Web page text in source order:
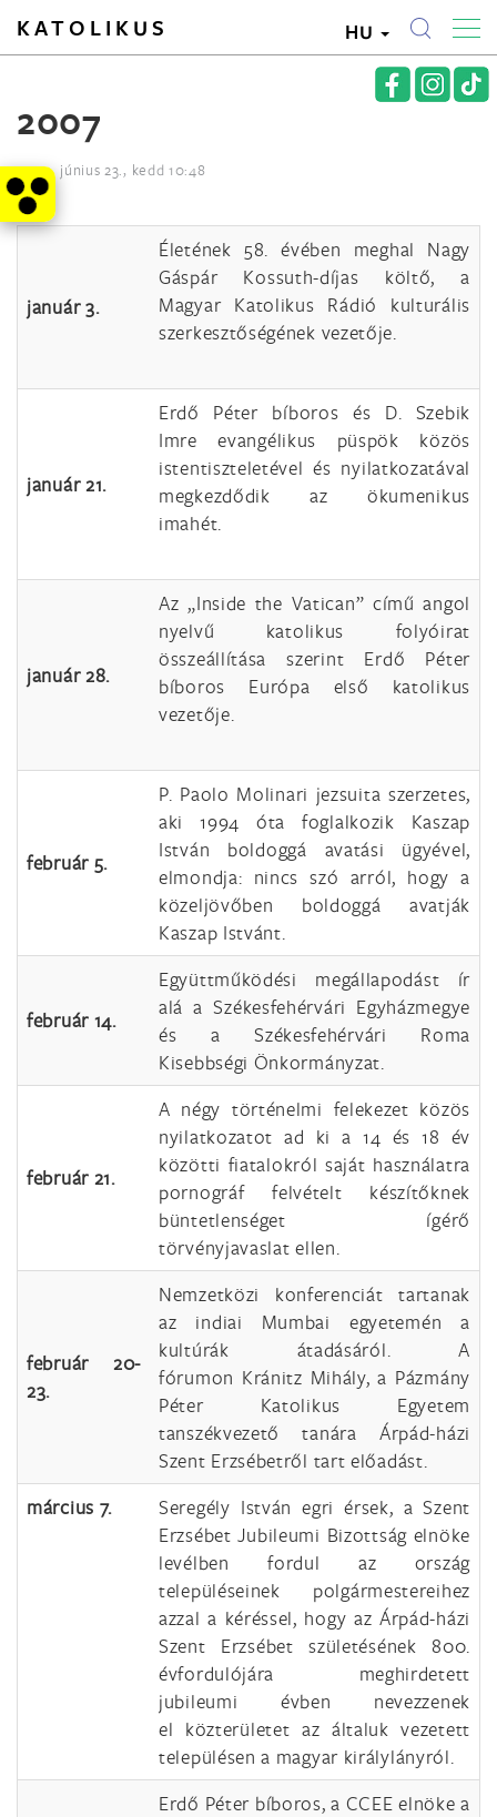
KATOLIKUS HU
2007
2009. június 23., kedd 10:48
január 3.
Életének 58. évében meghal Nagy
Gáspár Kossuth-díjas költő, a
Magyar Katolikus Rádió kulturális
szerkesztőségének vezetője.
január 21.
Erdő Péter bíboros és D. Szebik
Imre evangélikus püspök közös
istentiszteletével és nyilatkozatával
megkezdődik az ökumenikus
imahét.
január 28.
Az „Inside the Vatican” című angol
nyelvű katolikus folyóirat
összeállítása szerint Erdő Péter
bíboros Európa első katolikus
vezetője.
február 5.
P. Paolo Molinari jezsuita szerzetes,
aki 1994 óta foglalkozik Kaszap
István boldoggá avatási ügyével,
elmondja: nincs szó arról, hogy a
közeljövőben boldoggá avatják
Kaszap Istvánt.
február 14.
Együttműködési megállapodást ír
alá a Székesfehérvári Egyházmegye
és a Székesfehérvári Roma
Kisebbségi Önkormányzat.
február 21.
A négy történelmi felekezet közös
nyilatkozatot ad ki a 14 és 18 év
közötti fiatalokról saját használatra
pornográf felvételt készítőknek
büntetlenséget ígérő
törvényjavaslat ellen.
február 20-
23.
Nemzetközi konferenciát tartanak
az indiai Mumbai egyetemén a
kultúrák átadásáról. A
fórumon Kránitz Mihály, a Pázmány
Péter Katolikus Egyetem
tanszékvezető tanára Árpád-házi
Szent Erzsébetről tart előadást.
március 7.
Seregély István egri érsek, a Szent
Erzsébet Jubileumi Bizottság elnöke
levélben fordul az ország
településeinek polgármestereihez
azzal a kéréssel, hogy az Árpád-házi
Szent Erzsébet születésének 800.
évfordulójára meghirdetett
jubileumi évben nevezzenek
el közterületet az általuk vezetett
településen a magyar királylányról.
Erdő Péter bíboros, a CCEE elnöke a